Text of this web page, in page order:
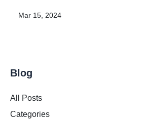
Mar 15, 2024
Blog
All Posts
Categories